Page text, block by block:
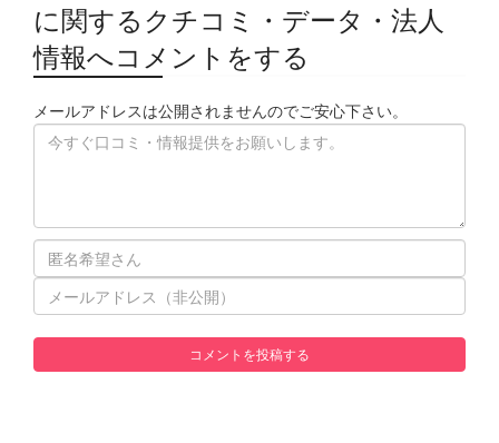
に関するクチコミ・データ・法人
情報へコメントをする
メールアドレスは公開されませんのでご安心下さい。